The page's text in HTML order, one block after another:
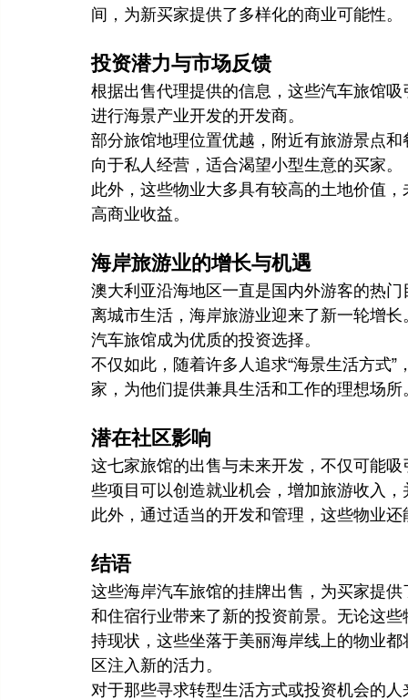
间，为新买家提供了多样化的商业可能性。
投资潜力与市场反馈
根据出售代理提供的信息，这些汽车旅馆
进行海景产业开发的开发商。
部分旅馆地理位置优越，附近有旅游景点
向于私人经营，适合渴望小型生意的买家。
此外，这些物业大多具有较高的土地价值
高商业收益。
海岸旅游业的增长与机遇
澳大利亚沿海地区一直是国内外游客的热
离城市生活，海岸旅游业迎来了新一轮增
汽车旅馆成为优质的投资选择。
不仅如此，随着许多人追求“海景生活方式
家，为他们提供兼具生活和工作的理想场所
潜在社区影响
这七家旅馆的出售与未来开发，不仅可能
些项目可以创造就业机会，增加旅游收入
此外，通过适当的开发和管理，这些物业
结语
这些海岸汽车旅馆的挂牌出售，为买家提
和住宿行业带来了新的投资前景。无论这
持现状，这些坐落于美丽海岸线上的物业
区注入新的活力。
对于那些寻求转型生活方式或投资机会的